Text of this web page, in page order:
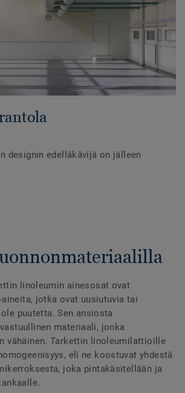
designin edelläkävijä on jälleen
linoleumin ainesosat ovat
aineita, jotka ovat uusiutuvia tai
puutetta. Sen ansiosta
materiaali, jonka
vähäinen. Tarkettin linoleumilattioille
eli ne koostuvat yhdestä
joka pintakäsitellään ja